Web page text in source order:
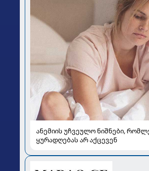
ანემიის უჩვეულო ნიშნები,
ყურადღებას არ აქცევენ